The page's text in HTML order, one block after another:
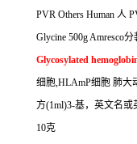
PVR Others Human 人
Glycine 500g Amresco分
Glycosylated
细胞,HLAmP细胞 肺大
方(1ml)3-基，英文名或
10克